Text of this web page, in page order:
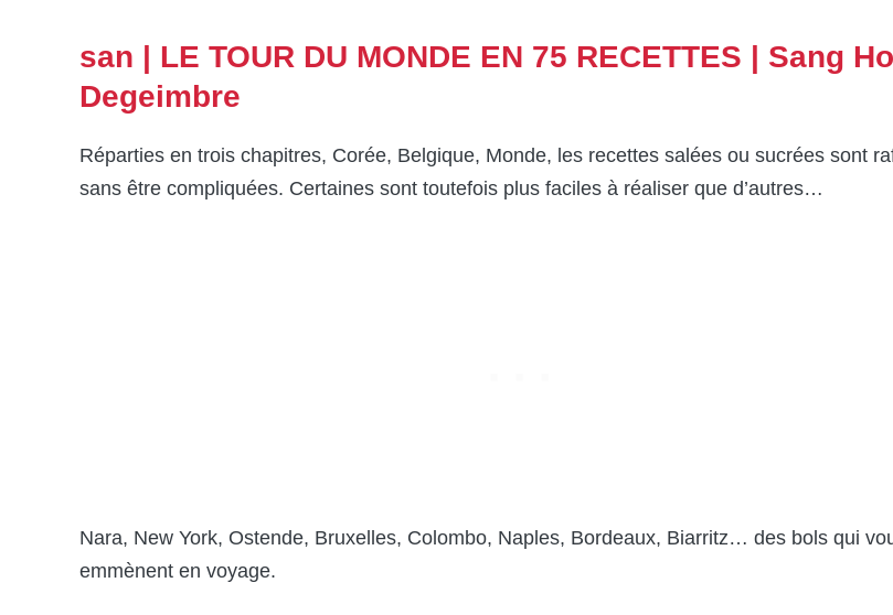
san | LE TOUR DU MONDE EN 75 RECETTES | Sang
Degeimbre
Réparties en trois chapitres, Corée, Belgique, Monde, les recettes salées ou sucrées sont
sans être compliquées. Certaines sont toutefois plus faciles à réaliser que d’autres…
Nara, New York, Ostende, Bruxelles, Colombo, Naples, Bordeaux, Biarritz… des bols qui
emmènent en voyage.